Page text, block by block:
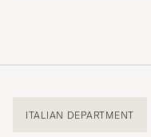
ITALIAN DEPARTMENT